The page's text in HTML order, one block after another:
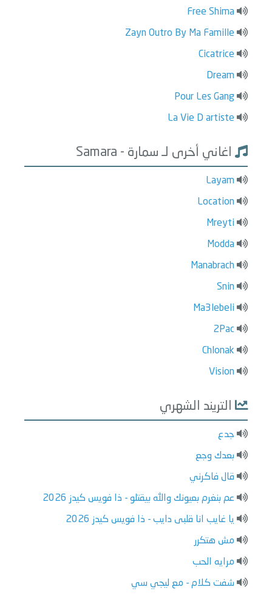
Free Shima
Zayn Outro By Ma Famille
Cicatrice
Dream
Pour Les Gang
La Vie D artiste
اغاني أخرى لـ سمارة - Samara
Layam
Location
Mreyti
Modda
Manabrach
Snin
Ma3lebeli
2Pac
Chlonak
Vision
التريند الشهري
جدع
بعدك وجع
قال فاكرني
عم بنغرم بعيونك والله بيقتلو - ذا فويس كيدز 2026
يا غايب انا قلبى دايب - ذا فويس كيدز 2026
مش هتكرر
مرايه الحب
شفت كلام - مع ليجي سي